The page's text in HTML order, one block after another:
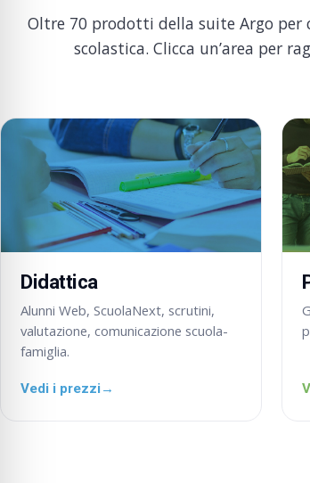
Oltre 70 prodotti della suite Argo per
scolastica. Clicca un’area per
Didattica
Alunni Web, ScuolaNext, scrutini,
valutazione, comunicazione scuola-
famiglia.
Vedi i prezzi→